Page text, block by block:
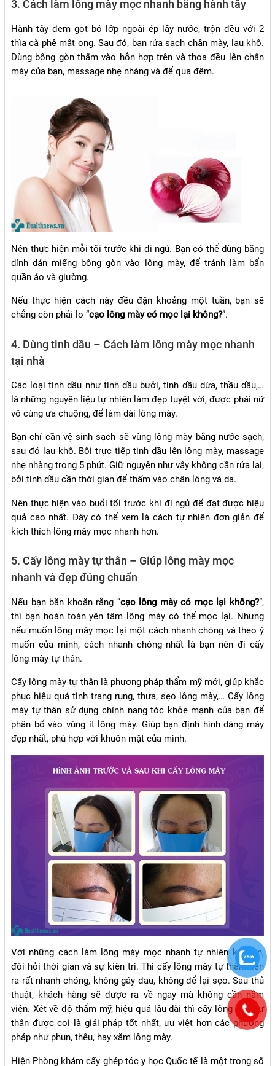
3. Cách làm lông mày mọc nhanh bằng hành tây
Hành tây đem gọt bỏ lớp ngoài ép lấy nước, trộn đều với 2
thìa cà phê mật ong. Sau đó, bạn rửa sạch chân mày, lau khô.
Dùng bông gòn thấm vào hỗn hợp trên và thoa đều lên chân
mày của bạn, massage nhẹ nhàng và để qua đêm.
Nên thực hiện mỗi tối trước khi đi ngủ. Bạn có thể dùng băng
dính dán miếng bông gòn vào lông mày, để tránh làm bẩn
quần áo và giường.
Nếu thực hiện cách này đều đặn khoảng một tuần, bạn sẽ
chẳng còn phải lo “cạo lông mày có mọc lại không?”.
4. Dùng tinh dầu – Cách làm lông mày mọc nhanh
tại nhà
Các loại tinh dầu như tinh dầu bưởi, tinh dầu dừa, thầu dầu,…
là những nguyên liệu tự nhiên làm đẹp tuyệt vời, được phái nữ
vô cùng ưa chuộng, để làm dài lông mày.
Bạn chỉ cần vệ sinh sạch sẽ vùng lông mày bằng nước sạch,
sau đó lau khô. Bôi trực tiếp tinh dầu lên lông mày, massage
nhẹ nhàng trong 5 phút. Giữ nguyên như vậy không cần rửa lại,
bởi tinh dầu cần thời gian để thấm vào chân lông và da.
Nên thực hiện vào buổi tối trước khi đi ngủ để đạt được hiệu
quả cao nhất. Đây có thể xem là cách tự nhiên đơn giản để
kích thích lông mày mọc nhanh hơn.
5. Cấy lông mày tự thân – Giúp lông mày mọc
nhanh và đẹp đúng chuẩn
Nếu bạn băn khoăn rằng “cạo lông mày có mọc lại không?”,
thì bạn hoàn toàn yên tâm lông mày có thể mọc lại. Nhưng
nếu muốn lông mày mọc lại một cách nhanh chóng và theo ý
muốn của mình, cách nhanh chóng nhất là bạn nên đi cấy
lông mày tự thân.
Cấy lông mày tự thân là phương pháp thẩm mỹ mới, giúp khắc
phục hiệu quả tình trạng rụng, thưa, sẹo lông mày,… Cấy lông
mày tự thân sử dụng chính nang tóc khỏe mạnh của bạn để
phân bổ vào vùng ít lông mày. Giúp bạn định hình dáng mày
đẹp nhất, phù hợp với khuôn mặt của mình.
Với những cách làm lông mày mọc nhanh tự nhiên kể trên,
đòi hỏi thời gian và sự kiên trì. Thì cấy lông mày tự thân diễn
ra rất nhanh chóng, không gây đau, không để lại sẹo. Sau thủ
thuật, khách hàng sẽ được ra về ngay mà không cần nằm
viện. Xét về độ thẩm mỹ, hiệu quả lâu dài thì cấy lông mày tự
thân được coi là giải pháp tốt nhất, ưu việt hơn các phương
pháp như phun, thêu, hay xăm lông mày.
Hiện Phòng khám cấy ghép tóc y học Quốc tế là một trong số